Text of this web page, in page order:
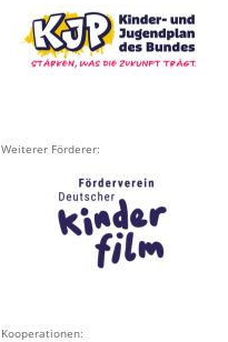
Weiterer Förderer:
Kooperationen: